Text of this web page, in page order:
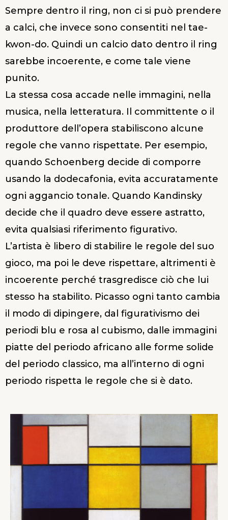
Sempre dentro il ring, non ci si può prendere
a calci, che invece sono consentiti nel tae-
kwon-do. Quindi un calcio dato dentro il ring
sarebbe incoerente, e come tale viene
punito.
La stessa cosa accade nelle immagini, nella
musica, nella letteratura. Il committente o il
produttore dell’opera stabiliscono alcune
regole che vanno rispettate. Per esempio,
quando Schoenberg decide di comporre
usando la dodecafonia, evita accuratamente
ogni aggancio tonale. Quando Kandinsky
decide che il quadro deve essere astratto,
evita qualsiasi riferimento figurativo.
L’artista è libero di stabilire le regole del suo
gioco, ma poi le deve rispettare, altrimenti è
incoerente perché trasgredisce ciò che lui
stesso ha stabilito. Picasso ogni tanto cambia
il modo di dipingere, dal figurativismo dei
periodi blu e rosa al cubismo, dalle immagini
piatte del periodo africano alle forme solide
del periodo classico, ma all’interno di ogni
periodo rispetta le regole che si è dato.